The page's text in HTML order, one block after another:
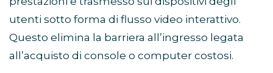
utenti sotto forma di flusso video interattivo.
Questo elimina la barriera all’ingresso legata
all’acquisto di console o computer costosi.